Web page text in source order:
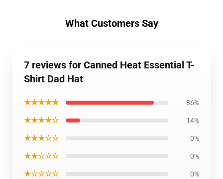
What Customers Say
7 reviews for Canned Heat Essential T-
Shirt Dad Hat
★★★★★ 86%
★★★★☆ 14%
★★★☆☆ 0%
★★☆☆☆ 0%
★☆☆☆☆ 0%